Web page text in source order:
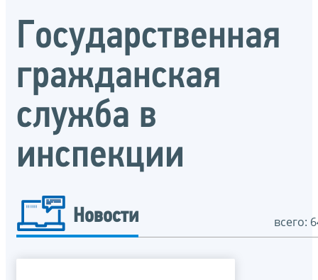
Государственная
гражданская
служба в
инспекции
Новости всего: